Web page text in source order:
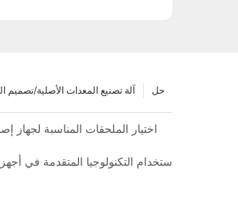
حل آلة تصنيع المعدات الأصلية/تصميم
اختيار الملحقات المناسبة
فوائد استخدام التكنولوجيا المتقدمة في